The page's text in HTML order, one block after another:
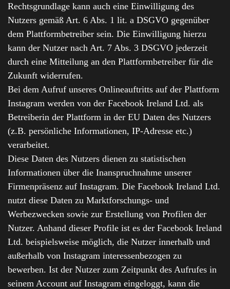
Rechtsgrundlage kann auch eine Einwilligung des
Nutzers gemäß Art. 6 Abs. 1 lit. a DSGVO gegenüber
dem Plattformbetreiber sein. Die Einwilligung hierzu
kann der Nutzer nach Art. 7 Abs. 3 DSGVO jederzeit
durch eine Mitteilung an den Plattformbetreiber für die
Zukunft widerrufen.
Bei dem Aufruf unseres Onlineauftritts auf der Plattform
Instagram werden von der Facebook Ireland Ltd. als
Betreiberin der Plattform in der EU Daten des Nutzers
(z.B. persönliche Informationen, IP-Adresse etc.)
verarbeitet.
Diese Daten des Nutzers dienen zu statistischen
Informationen über die Inanspruchnahme unserer
Firmenpräsenz auf Instagram. Die Facebook Ireland Ltd.
nutzt diese Daten zu Marktforschungs- und
Werbezwecken sowie zur Erstellung von Profilen der
Nutzer. Anhand dieser Profile ist es der Facebook Ireland
Ltd. beispielsweise möglich, die Nutzer innerhalb und
außerhalb von Instagram interessenbezogen zu
bewerben. Ist der Nutzer zum Zeitpunkt des Aufrufes in
seinem Account auf Instagram eingeloggt, kann die